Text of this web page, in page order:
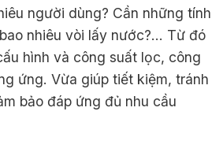
người dùng? Cần những tính
nhiêu vòi lấy nước?… Từ đó
hình và công suất lọc, công
ứng. Vừa giúp tiết kiệm, tránh
bảo đáp ứng đủ nhu cầu